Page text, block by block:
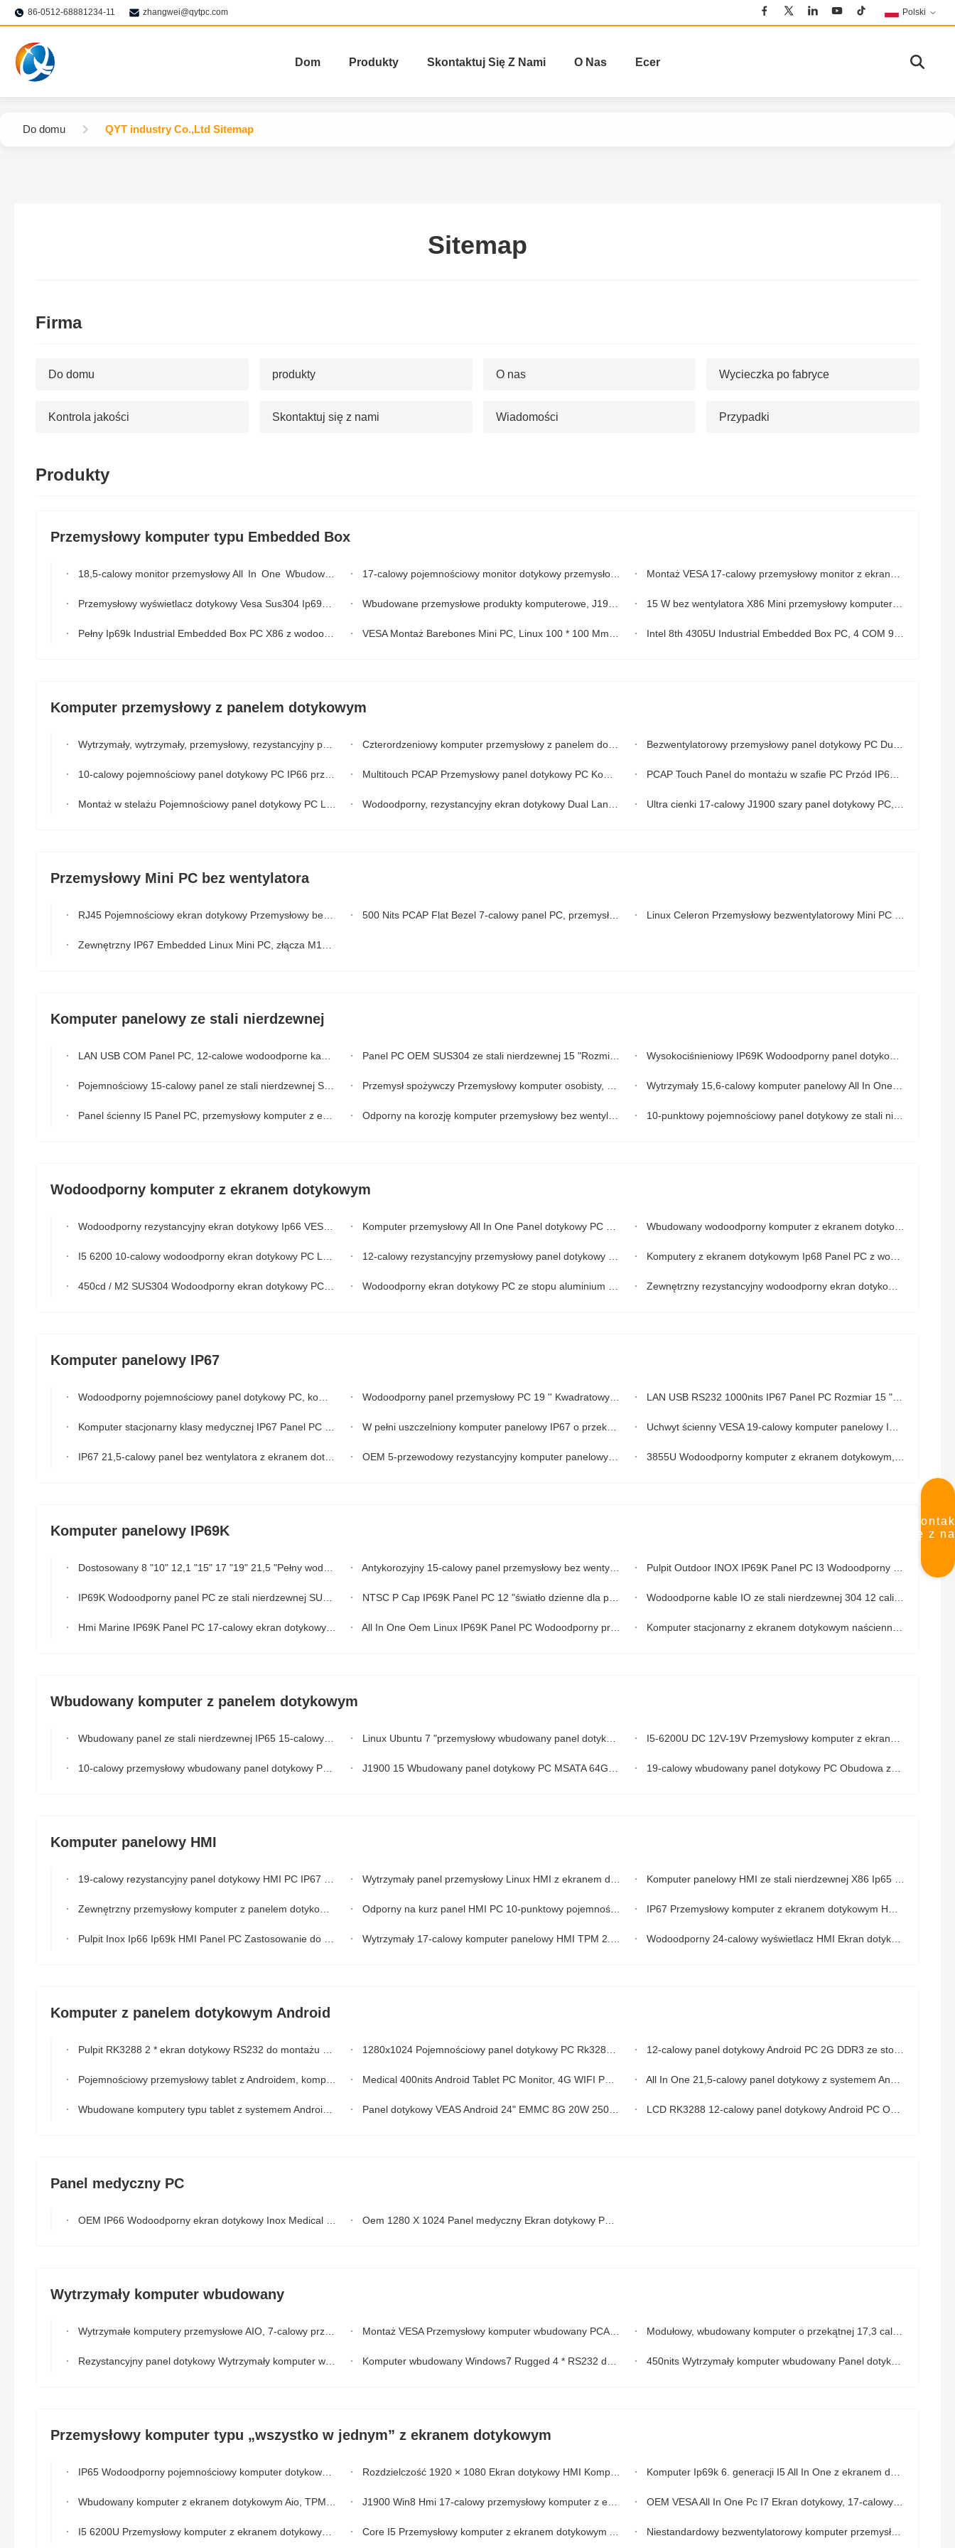
86-0512-68881234-11 zhangwei@qytpc.com Polski
Dom Produkty Skontaktuj Się Z Nami O Nas Ecer
się z
Do domu QYT industry Co.,Ltd Sitemap
Sitemap
Firma
Do domu produkty O nas Wycieczka po fabryce
Kontrola jakości Skontaktuj się z nami Wiadomości Przypadki
Produkty
Przemysłowy komputer typu Embedded Box
18,5-calowy monitor przemysłowy All In One Wbudowany pojemnościowy dotykowy 17-calowy pojemnościowy monitor dotykowy przemysłowy z jasnością wyświetlacza 400 24VDC Montaż VESA 17-calowy przemysłowy monitor z ekranem dotykowym 1280 X 1024 10-punktowy PCAP
Przemysłowy wyświetlacz dotykowy Vesa Sus304 Ip69k wbudowany 13,3" Wbudowane przemysłowe produkty komputerowe, J1900 3855U I3 I5 HDMI VGA bez wentylatora PC 15 W bez wentylatora X86 Mini przemysłowy komputer wbudowany J1900 2 X LAN 6 X USB 4 X RS232
Pełny Ip69k Industrial Embedded Box PC X86 z wodoodpornym, wytrzymałym kablem VESA Montaż Barebones Mini PC, Linux 100 * 100 Mm bezwentylatorowy komputer wbudowany Intel 8th 4305U Industrial Embedded Box PC, 4 COM 9-36V Intel Industrial PC
Komputer przemysłowy z panelem dotykowym
Wytrzymały, wytrzymały, przemysłowy, rezystancyjny panel dotykowy o przekątnej 15,6 cala ip68, certyfikat ip69k Czterordzeniowy komputer przemysłowy z panelem dotykowym J1900 2,0 GHz All In One Ip65 bez wentylatora Bezwentylatorowy przemysłowy panel dotykowy PC Dual Lan Pc Vesa Mount 24 "1920 x 1080
10-calowy pojemnościowy panel dotykowy PC IP66 przedni wodoodporny komputer przemysłowy Multitouch PCAP Przemysłowy panel dotykowy PC Komputery do montażu w szafie Bez wentylatora X86 1280x1024 PCAP Touch Panel do montażu w szafie PC Przód IP65 19" LED DC IN 9V - 36V
Montaż w stelażu Pojemnościowy panel dotykowy PC Linux 19" przemysłowy panel HMI Wodoodporny, rezystancyjny ekran dotykowy Dual Lan 1000nits 24V Przemysłowy komputer z panelem zewnętrznym 21,5" Ultra cienki 17-calowy J1900 szary panel dotykowy PC, bezszwowy przemysłowy płaski panel PC
Przemysłowy Mini PC bez wentylatora
RJ45 Pojemnościowy ekran dotykowy Przemysłowy bezwentylatorowy panel do montażu na mini PC 500 Nits PCAP Flat Bezel 7-calowy panel PC, przemysłowy komputer z ekranem dotykowym Celeron Linux Celeron Przemysłowy bezwentylatorowy Mini PC Dwurdzeniowy ekran dotykowy AIO 3855U
Zewnętrzny IP67 Embedded Linux Mini PC, złącza M12 I / O Przemysłowy komputer graficzny
Komputer panelowy ze stali nierdzewnej
LAN USB COM Panel PC, 12-calowe wodoodporne kable Komputer z panelem dotykowym Panel PC OEM SUS304 ze stali nierdzewnej 15 "Rozmiar IP69K Wodoodporny Wysokociśnieniowy IP69K Wodoodporny panel dotykowy HMI PC Intel Celeron J1900
Pojemnościowy 15-calowy panel ze stali nierdzewnej SUS304 PC IP69K Wodoodporny Przemysł spożywczy Przemysłowy komputer osobisty, pojemnościowy Win7 J1900 Industrial PC Wytrzymały 15,6-calowy komputer panelowy All In One ze stali nierdzewnej do trudnych zastosowań
Panel ścienny I5 Panel PC, przemysłowy komputer z ekranem dotykowym Ip66 SS Pcap Odporny na korozję komputer przemysłowy bez wentylatora, 24-calowy farmaceutyczny, wytrzymały komputer bez wentylatora 10-punktowy pojemnościowy panel dotykowy ze stali nierdzewnej, bez wentylatora Ip66 Ip69k I7 Panel PC
Wodoodporny komputer z ekranem dotykowym
Wodoodporny rezystancyjny ekran dotykowy Ip66 VESA 600cd / m2 J1900 z TPM 2.0 Komputer przemysłowy All In One Panel dotykowy PC PCAP Touch 4 gb 64 gb Wbudowany wodoodporny komputer z ekranem dotykowym do montażu na ścianie do zastosowań przemysłowych
I5 6200 10-calowy wodoodporny ekran dotykowy PC LAN Port USB RS232 Opcjonalnie 12-calowy rezystancyjny przemysłowy panel dotykowy J1900 bez wentylatora w pełni uszczelniony wodoodporny Komputery z ekranem dotykowym Ip68 Panel PC z wodoodpornym kablem
450cd / M2 SUS304 Wodoodporny ekran dotykowy PC 12 cali dla przemysłu mięsnego Wodoodporny ekran dotykowy PC ze stopu aluminium J1900 IP65 do nawadnianego środowiska Zewnętrzny rezystancyjny wodoodporny ekran dotykowy Ip66 PC Zastosowanie w wilgotnym środowisku
Komputer panelowy IP67
Wodoodporny pojemnościowy panel dotykowy PC, komputer z panelem medycznym SUS304 o przekątnej 15,6 cala Wodoodporny panel przemysłowy PC 19 '' Kwadratowy ekran 4/3 ze stopem aluminium LAN USB RS232 1000nits IP67 Panel PC Rozmiar 15 "Płaski w pełni uszczelniony
Komputer stacjonarny klasy medycznej IP67 Panel PC Szeroki ekran dotykowy Zatwierdzenie RoHS W pełni uszczelniony komputer panelowy IP67 o przekątnej 21,5 cala, wodoodporny rozdzielczość 1920 x 1080 Uchwyt ścienny VESA 19-calowy komputer panelowy IP67 Przemysłowy dotykowy bez wentylatora do użytku na zewnątrz
IP67 21,5-calowy panel bez wentylatora z ekranem dotykowym LAN USB RS232 PCAP OEM 5-przewodowy rezystancyjny komputer panelowy IP67 Zastosowanie przemysłowe w jednym komputerze 3855U Wodoodporny komputer z ekranem dotykowym, komputer stacjonarny z ekranem dotykowym Ip67 Windows Os
Komputer panelowy IP69K
Dostosowany 8 "10" 12,1 "15" 17 "19" 21,5 "Pełny wodoodporny IP69k All In One Panel PC Antykorozyjny 15-calowy panel przemysłowy bez wentylatora, komputer z panelem dotykowym SS304 Pulpit Outdoor INOX IP69K Panel PC I3 Wodoodporny komputer przemysłowy do montażu na ścianie
IP69K Wodoodporny panel PC ze stali nierdzewnej SUS304 Monitor komputerowy z ekranem dotykowym NTSC P Cap IP69K Panel PC 12 "światło dzienne dla przemysłowej chemii spożywczej Wodoodporne kable IO ze stali nierdzewnej 304 12 cali IP69K Panel PC
Hmi Marine IP69K Panel PC 17-calowy ekran dotykowy ze stali nierdzewnej z Ubuntu All In One Oem Linux IP69K Panel PC Wodoodporny przemysłowy na zewnątrz Komputer stacjonarny z ekranem dotykowym naściennym, wodoodporny komputer z ekranem dotykowym Linux RJ45
Wbudowany komputer z panelem dotykowym
Wbudowany panel ze stali nierdzewnej IP65 15-calowy J1900 4G RAM 64GB SSD TPM 2.0 Linux Ubuntu 7 "przemysłowy wbudowany panel dotykowy PC VESA do kiosku I3-6100U I5-6200U DC 12V-19V Przemysłowy komputer z ekranem dotykowym do rezystancyjnego dotyku pojazdu
10-calowy przemysłowy wbudowany panel dotykowy PC bez wentylatora J1900 RS232 RS422 RS485 J1900 15 Wbudowany panel dotykowy PC MSATA 64G 120G SSD Do użytku zewnętrznego 19-calowy wbudowany panel dotykowy PC Obudowa ze stopu aluminium z 5-przewodowym rezystancyjnym dotykiem
Komputer panelowy HMI
19-calowy rezystancyjny panel dotykowy HMI PC IP67 IP69k Wodoodporny przemysłowy komputer panelowy 4G Wytrzymały panel przemysłowy Linux HMI z ekranem dotykowym o przekątnej 15 cali Komputer panelowy HMI ze stali nierdzewnej X86 Ip65 Win10 do produkcji żywności
Zewnętrzny przemysłowy komputer z panelem dotykowym, wielodotykowy komputer do montażu panelowego Hmi Odporny na kurz panel HMI PC 10-punktowy pojemnościowy dotykowy do zastosowań przemysłowych 4.0 IP67 Przemysłowy komputer z ekranem dotykowym Hmi ze stali nierdzewnej bez wentylatora
Pulpit Inox Ip66 Ip69k HMI Panel PC Zastosowanie do przetwarzania mięsa Wytrzymały 17-calowy komputer panelowy HMI TPM 2.0 RS232 RS422 RS485 9-36V napięcie Wodoodporny 24-calowy wyświetlacz HMI Ekran dotykowy Panel przemysłowy Obsługa systemu Windows
Komputer z panelem dotykowym Android
Pulpit RK3288 2 * ekran dotykowy RS232 do montażu na ścianie z systemem Android 10 "rozmiar 1280x1024 Pojemnościowy panel dotykowy PC Rk3288 VESA do automatyki przemysłowej 12-calowy panel dotykowy Android PC 2G DDR3 ze stopu aluminium
Pojemnościowy przemysłowy tablet z Androidem, komputer z ekranem dotykowym RK3288 Bluetooth 15 Medical 400nits Android Tablet PC Monitor, 4G WIFI PCAP 20W Przemysłowy ekran dotykowy PC All In One 21,5-calowy panel dotykowy z systemem Android do zastosowań przemysłowych VESA RK3288
Wbudowane komputery typu tablet z systemem Android OEM, komputer z ekranem dotykowym RK3288 Aio Panel dotykowy VEAS Android 24" EMMC 8G 20W 250cd/M2 HDMI VGA DVI Wejście LCD RK3288 12-calowy panel dotykowy Android PC Optyczne klejenie wodoodporne
Panel medyczny PC
OEM IP66 Wodoodporny ekran dotykowy Inox Medical Industrial PC z obudową ze stali nierdzewnej Oem 1280 X 1024 Panel medyczny Ekran dotykowy PC 17 "TFT LED
Wytrzymały komputer wbudowany
Wytrzymałe komputery przemysłowe AIO, 7-calowy przemysłowy komputer stacjonarny VESA I5-6200U Montaż VESA Przemysłowy komputer wbudowany PCAP, komputer przemysłowy Ubuntu Linux Modułowy, wbudowany komputer o przekątnej 17,3 cala FHD do automatyzacji fabryki
Rezystancyjny panel dotykowy Wytrzymały komputer wbudowany J1900 Quad Core Komputer wbudowany Windows7 Rugged 4 * RS232 do zastosowań przemysłowych 450nits Wytrzymały komputer wbudowany Panel dotykowy Hmi VESA GPIO Windows
Przemysłowy komputer typu „wszystko w jednym” z ekranem dotykowym
IP65 Wodoodporny pojemnościowy komputer dotykowy AiO 24-calowy J1900 Czterordzeniowy VESA Rozdzielczość 1920 × 1080 Ekran dotykowy HMI Komputer bez wentylatora All In One PC do rozwiązań przemysłowych Komputer Ip69k 6. generacji I5 All In One z ekranem dotykowym Ubuntu Os VESA Standard
Wbudowany komputer z ekranem dotykowym Aio, TPM 2.0 15,6-calowy ekran dotykowy All In One Desktop J1900 Win8 Hmi 17-calowy przemysłowy komputer z ekranem dotykowym All In One bez wentylatora OEM VESA All In One Pc I7 Ekran dotykowy, 17-calowy ekran dotykowy Aio Desktop
I5 6200U Przemysłowy komputer z ekranem dotykowym Aio, kwadratowy dotykowy wszystko w jednym komputerze Core I5 ​​Przemysłowy komputer z ekranem dotykowym All In One o rozmiarze 15 cali Ip66 Wodoodporny Niestandardowy bezwentylatorowy komputer przemysłowy Ip66 All In One z ekranem dotykowym do zastosowań farmaceutycznych